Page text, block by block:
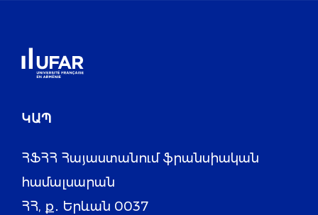
ԿԱՊ
ՀՖՀՀ Հայաստանում ֆրանսիական
համալսարան
ՀՀ, ք․ Երևան 0037